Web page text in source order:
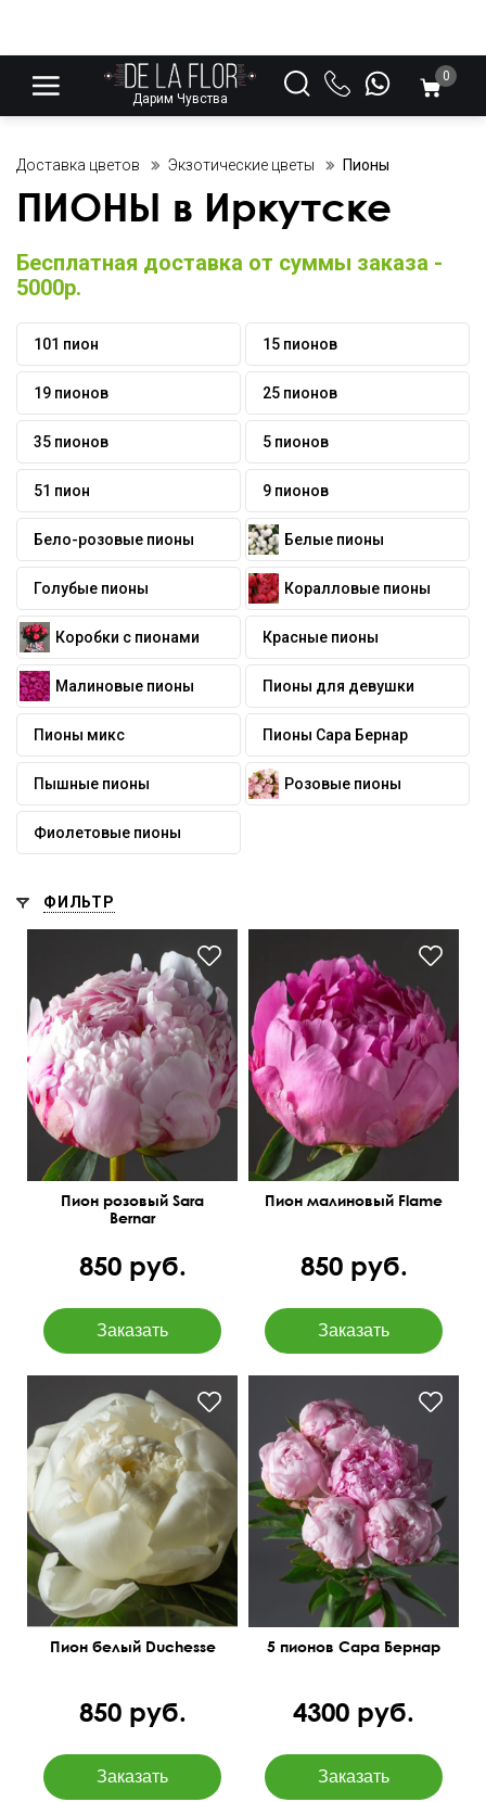
Дарим Чувства
0
Доставка цветов Экзотические цветы Пионы
ПИОНЫ в Иркутске
Бесплатная доставка от суммы заказа -
5000р.
101 пион 15 пионов
19 пионов 25 пионов
35 пионов 5 пионов
51 пион 9 пионов
Бело-розовые пионы Белые пионы
Голубые пионы Коралловые пионы
Коробки с пионами Красные пионы
Малиновые пионы Пионы для девушки
Пионы микс Пионы Сара Бернар
Пышные пионы Розовые пионы
Фиолетовые пионы
ФИЛЬТР
Поштучно
Пион розовый Sara
Bernar
850 руб.
Высота 40 см
Пион малиновый Flame
850 руб.
Поштучно
Пион белый Duchesse
850 руб.
Оформление атласной
лентой
45 см
20 см
5 пионов Сара Бернар
4300 руб.